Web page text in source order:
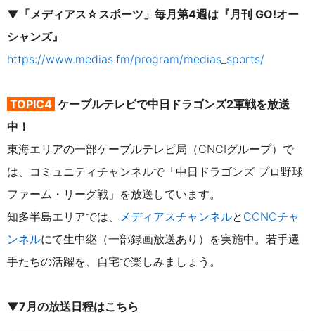
▼「メディアス☆スポーツ」毎月第4週は『月刊 GO!オー
シャンズ』
https://www.medias.fm/program/medias_sports/
TOPIC4 ケーブルテレビで中日ドラゴンズ2軍戦を放送
中！
東海エリアの一部ケーブルテレビ局（CNCIグループ）で
は、コミュニティチャンネルで「中日ドラゴンズ プロ野球
ファーム・リーグ戦」を放送しています。
知多半島エリアでは、
メディアスチャンネルと CCNCチャ
ンネルにて生中継（一部録画放送あり）を実施中。若手選
手たちの活躍を、自宅で楽しみましょう。
▼7月の放送日程はこちら